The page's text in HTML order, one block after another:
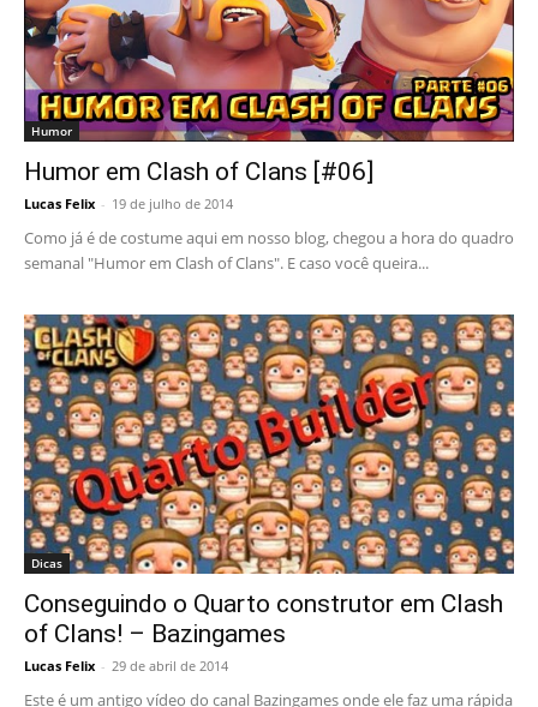
Humor
Humor em Clash of Clans [#06]
Lucas Felix - 19 de julho de 2014
Como já é de costume aqui em nosso blog, chegou a hora do quadro
semanal "Humor em Clash of Clans". E caso você queira...
Dicas
Conseguindo o Quarto construtor em Clash
of Clans! – Bazingames
Lucas Felix - 29 de abril de 2014
Este é um antigo vídeo do canal Bazingames onde ele faz uma rápida